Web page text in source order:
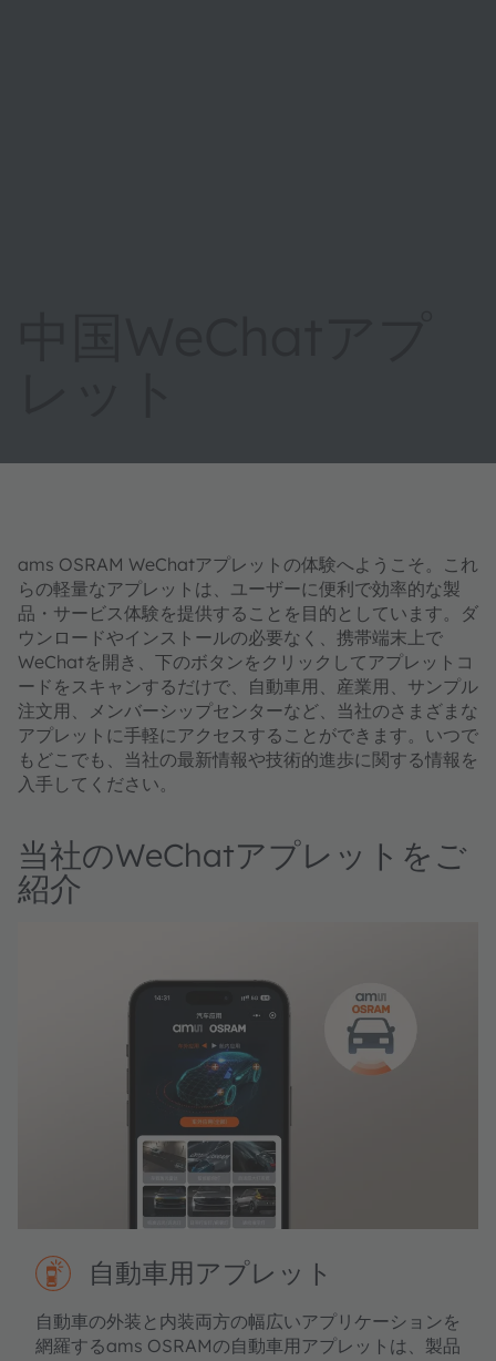
ams OSRAM WeChatアプレットの体験へようこそ。これ
らの軽量なアプレットは、ユーザーに便利で効率的な製
品・サービス体験を提供することを目的としています。ダ
ウンロードやインストールの必要なく、携帯端末上で
WeChatを開き、下のボタンをクリックしてアプレットコ
ードをスキャンするだけで、自動車用、産業用、サンプル
注文用、メンバーシップセンターなど、当社のさまざまな
アプレットに手軽にアクセスすることができます。いつで
もどこでも、当社の最新情報や技術的進歩に関する情報を
入手してください。
当社のWeChatアプレットをご
紹介
自動車用アプレット
自動車の外装と内装両方の幅広いアプリケーションを
網羅するams OSRAMの自動車用アプレットは、製品